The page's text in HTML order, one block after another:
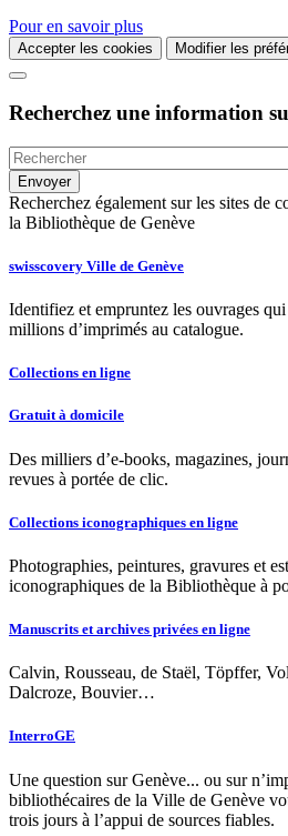
Pour en savoir plus
Accepter les cookies Modifier les
Recherchez une information
Recherchez également sur les sites de
la Bibliothèque de Genève
swisscovery Ville de Genève
Identifiez et empruntez les ouvrages
millions d’imprimés au catalogue.
Collections en ligne
Gratuit à domicile
Des milliers d’e-books, magazines,
revues à portée de clic.
Collections iconographiques en ligne
Photographies, peintures, gravures et
iconographiques de la Bibliothèque à
Manuscrits et archives privées en ligne
Calvin, Rousseau, de Staël, Töpffer,
Dalcroze, Bouvier…
InterroGE
Une question sur Genève... ou sur
bibliothécaires de la Ville de Genève
trois jours à l’appui de sources fiables.